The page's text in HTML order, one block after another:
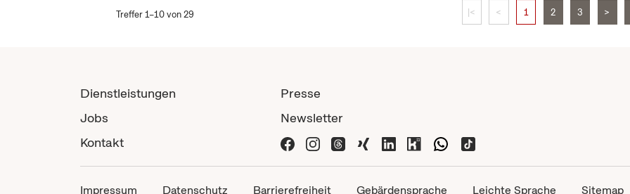
Treffer 1–10 von 29 |< < 1 2 3 >
Dienstleistungen
Jobs
Kontakt
Presse
Newsletter
Impressum Datenschutz Barrierefreiheit Gebärdensprache Leichte Sprache Sitemap